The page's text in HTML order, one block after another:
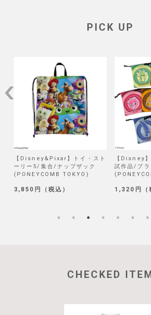
PICK UP
【Disney&Pixar】トイ・スト
ーリー5/集合/ナップザック
(PONEYCOMB TOKYO)
3,850円（税込）
【Disney
試作品/ブラ
1,320円（
CHECKED